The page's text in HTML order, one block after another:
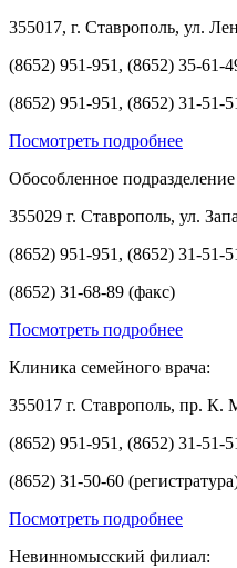
355017, г. Ставрополь, ул.
(8652) 951-951, (8652) 35-61-
(8652) 951-951, (8652) 31-51-
Посмотреть подробнее
Обособленное
355029 г. Ставрополь, ул.
(8652) 951-951, (8652) 31-51-
(8652) 31-68-89 (факс)
Посмотреть подробнее
Клиника семейного врача:
355017 г. Ставрополь, пр.
(8652) 951-951, (8652) 31-51-
(8652) 31-50-60
Посмотреть подробнее
Невинномысский филиал: